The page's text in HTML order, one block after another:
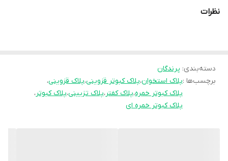
نظرات
دسته‌بندی: پرندگان
برچسب‌ها :پلاک استخوان،پلاک کبوتر قزوینی،پلاک قزوینی،
پلاک کبوتر خمره،پلاک کفتر،پلاک تزیینی،پلاک کبوتر،
پلاک کبوتر خمره ای